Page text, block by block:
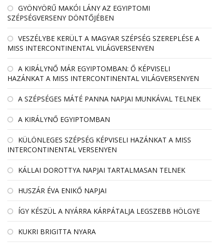
GYÖNYÖRŰ MAKÓI LÁNY AZ EGYIPTOMI
SZÉPSÉGVERSENY DÖNTŐJÉBEN
VESZÉLYBE KERÜLT A MAGYAR SZÉPSÉG SZEREPLÉSE A
MISS INTERCONTINENTAL VILÁGVERSENYEN
A KIRÁLYNŐ MÁR EGYIPTOMBAN: Ő KÉPVISELI
HAZÁNKAT A MISS INTERCONTINENTAL VILÁGVERSENYEN
A SZÉPSÉGES MÁTÉ PANNA NAPJAI MUNKÁVAL TELNEK
A KIRÁLYNŐ EGYIPTOMBAN
KÜLÖNLEGES SZÉPSÉG KÉPVISELI HAZÁNKAT A MISS
INTERCONTINENTAL VERSENYEN
KÁLLAI DOROTTYA NAPJAI TARTALMASAN TELNEK
HUSZÁR ÉVA ENIKŐ NAPJAI
ÍGY KÉSZÜL A NYÁRRA KÁRPÁTALJA LEGSZEBB HÖLGYE
KUKRI BRIGITTA NYARA